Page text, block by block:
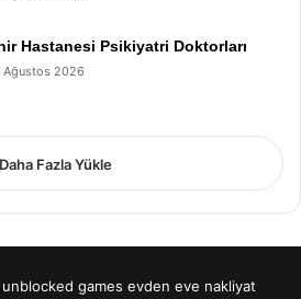
Hastanesi Psikiyatri Doktorları
Ağustos 2026
Daha Fazla Yükle
unblocked games evden eve nakliyat